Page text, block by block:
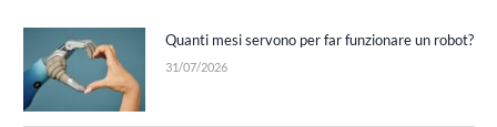
Quanti mesi servono per far funzionare un robot?
31/07/2026